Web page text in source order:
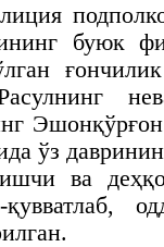
буюк
ўз
ва